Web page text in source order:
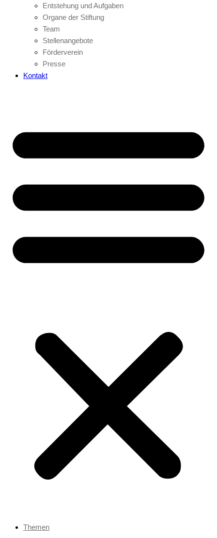
Entstehung und Aufgaben
Organe der Stiftung
Team
Stellenangebote
Förderverein
Presse
Kontakt
Themen